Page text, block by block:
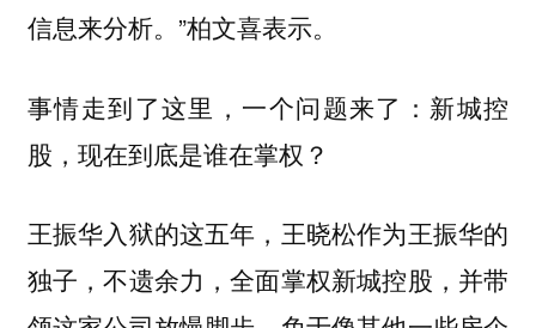
信息来分析。”柏文喜表示。
事情走到了这里，一个问题来了：新城控
股，现在到底是谁在掌权？
王振华入狱的这五年，王晓松作为王振华的
独子，不遗余力，全面掌权新城控股，并带